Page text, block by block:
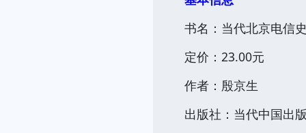
书名：当代北京电信
定价：23.00元
作者：殷京生
出版社：当代中国出